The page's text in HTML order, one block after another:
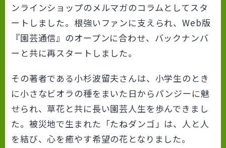
ンラインショップのメルマガのコラムとしてスタ
ートしました。根強いファンに支えられ、Web版
『園芸通信』のオープンに合わせ、バックナンバ
ーと共に再スタートしました。
その著者である小杉波留夫さんは、小学生のとき
に小さなビオラの種をまいた日からパンジーに魅
せられ、草花と共に長い園芸人生を歩んできまし
た。被災地で生まれた「たねダンゴ」は、人と人
を結び、心を癒やす希望の花となりました。